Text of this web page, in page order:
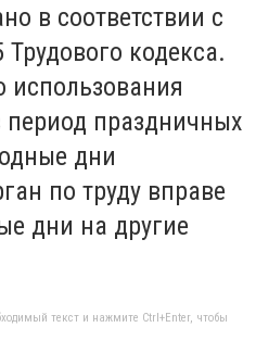
в соответствии с
кодекса.
период праздничных
дни
по труду вправе
дни на другие
текст и нажмите Ctrl+Enter, чтобы